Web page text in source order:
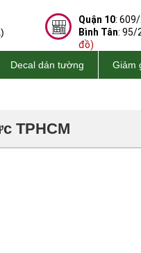
Quận 10:
Bình Tân: 95/
đồ)
Decal dán tường Giảm
TPHCM